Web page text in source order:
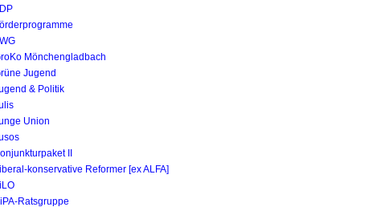
Mönchengladbach
Jugend
& Politik
Union
II
konservative Reformer [ex ALFA]
Ratsgruppe